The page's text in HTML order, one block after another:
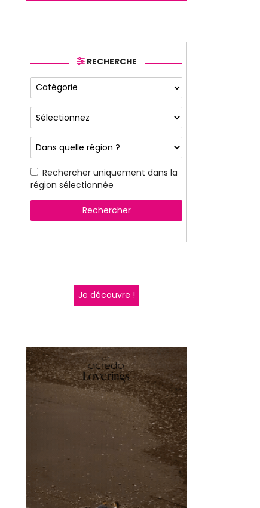
RECHERCHE
Rechercher uniquement dans la
région sélectionnée
Rechercher
Je découvre !